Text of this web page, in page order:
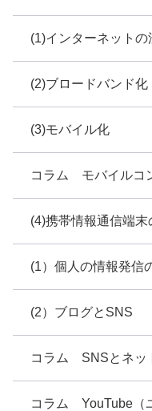
(1)インターネットの
(2)ブロードバンド化
(3)モバイル化
コラム モバイルコ
(4)携帯情報通信端
(1）個人の情報発信
(2）ブログとSNS
コラム SNSとネッ
コラム YouTube（